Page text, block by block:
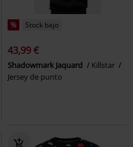
% Stock bajo
43,99 €
Shadowmark Jaquard
Killstar
Jersey de punto